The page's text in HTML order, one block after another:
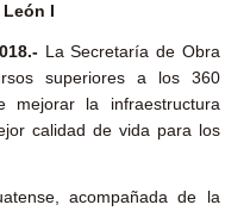
I
La Secretaría de Obra
superiores a los 360
mejorar la infraestructura
calidad de vida para los
acompañada de la